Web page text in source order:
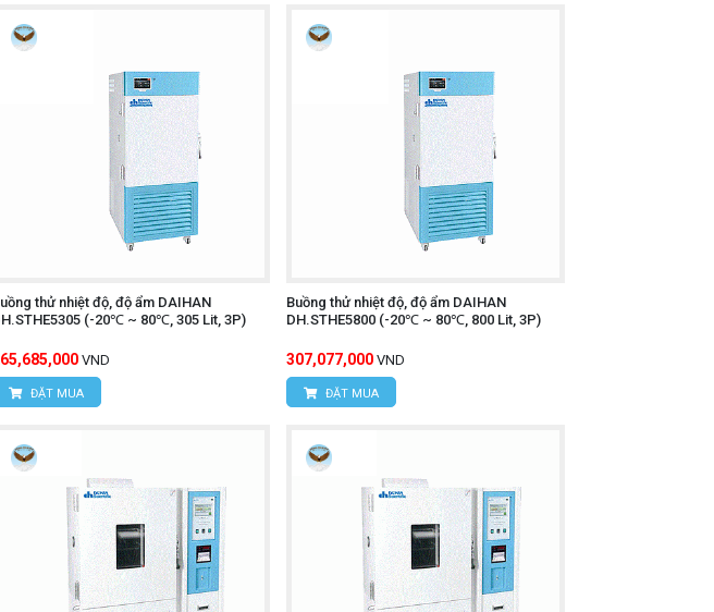
thử nhiệt độ, độ ẩm DAIHAN
(-20℃ ~ 80℃, 305 Lit, 3P)
VND
ĐẶT MUA
Buồng thử nhiệt độ, độ ẩm DAIHAN
DH.STHE5800 (-20℃ ~ 80℃, 800 Lit, 3P)
307,077,000 VND
ĐẶT MUA